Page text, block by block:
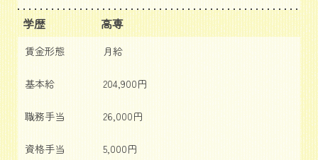
学歴 高専
賃金形態 月給
基本給 204,900円
職務手当 26,000円
資格手当 5,000円